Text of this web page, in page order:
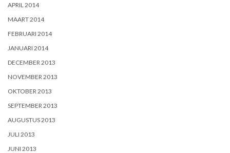
APRIL 2014
MAART 2014
FEBRUARI 2014
JANUARI 2014
DECEMBER 2013
NOVEMBER 2013
OKTOBER 2013
SEPTEMBER 2013
AUGUSTUS 2013
JULI 2013
JUNI 2013